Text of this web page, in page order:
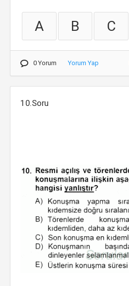
A B C
0 Yorum Yorum Yap
10.Soru